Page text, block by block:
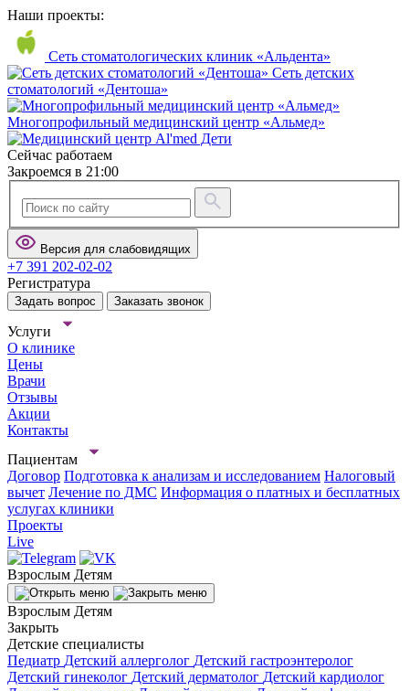
Наши проекты:
Сеть стоматологических клиник «Альдента»
Сеть детских
стоматологий «Дентоша»
Многопрофильный медицинский центр «Альмед»
Сейчас работаем
Закроемся в 21:00
Версия для слабовидящих
+7 391 202-02-02
Регистратура
Задать вопрос Заказать звонок
Услуги
О клинике
Цены
Врачи
Отзывы
Акции
Контакты
Пациентам
Договор Подготовка к анализам и исследованием Налоговый
вычет Лечение по ДМС Информация о платных и бесплатных
услугах клиники
Проекты
Live
Взрослым Детям
Взрослым Детям
Закрыть
Детские специалисты
Педиатр Детский аллерголог Детский гастроэнтеролог
Детский гинеколог Детский дерматолог Детский кардиолог